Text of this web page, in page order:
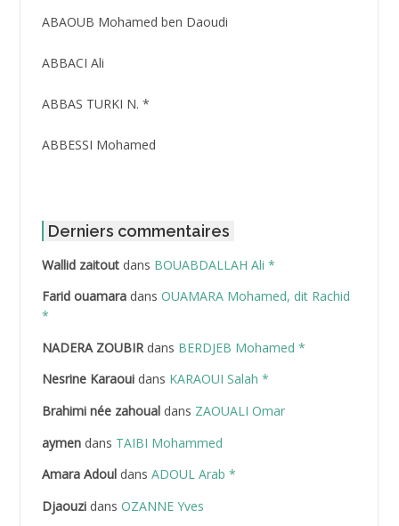
ABAOUB Mohamed ben Daoudi
ABBACI Ali
ABBAS TURKI N. *
ABBESSI Mohamed
ABDAT Amar
ABDEDDAIM Hamid
ABDELAZIZ Mohamed
ABDELHAFID Lakhdar
ABDELLI Mohamed
ABDELLI Mohamed *
Derniers commentaires
Wallid zaitoutdans BOUABDALLAH Ali *
Farid ouamaradans OUAMARA Mohamed, dit Rachid
*
NADERA ZOUBIRdans BERDJEB Mohamed *
Nesrine Karaouidans KARAOUI Salah *
Brahimi née zahoualdans ZAOUALI Omar
aymendans TAIBI Mohammed
Amara Adouldans ADOUL Arab *
Djaouzidans OZANNE Yves